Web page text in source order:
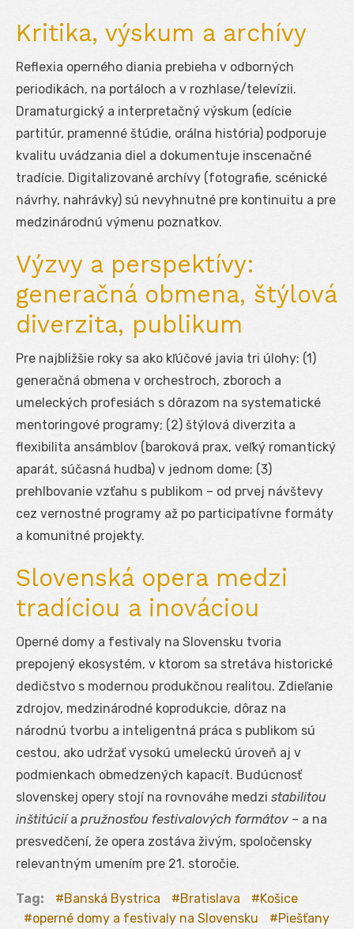
Kritika, výskum a archívy
Reflexia operného diania prebieha v odborných
periodikách, na portáloch a v rozhlase/televízii.
Dramaturgický a interpretačný výskum (edície
partitúr, pramenné štúdie, orálna história) podporuje
kvalitu uvádzania diel a dokumentuje inscenačné
tradície. Digitalizované archívy (fotografie, scénické
návrhy, nahrávky) sú nevyhnutné pre kontinuitu a pre
medzinárodnú výmenu poznatkov.
Výzvy a perspektívy:
generačná obmena, štýlová
diverzita, publikum
Pre najbližšie roky sa ako kľúčové javia tri úlohy: (1)
generačná obmena v orchestroch, zboroch a
umeleckých profesiách s dôrazom na systematické
mentoringové programy; (2) štýlová diverzita a
flexibilita ansámblov (baroková prax, veľký romantický
aparát, súčasná hudba) v jednom dome; (3)
prehlbovanie vzťahu s publikom – od prvej návštevy
cez vernostné programy až po participatívne formáty
a komunitné projekty.
Slovenská opera medzi
tradíciou a inováciou
Operné domy a festivaly na Slovensku tvoria
prepojený ekosystém, v ktorom sa stretáva historické
dedičstvo s modernou produkčnou realitou. Zdieľanie
zdrojov, medzinárodné koprodukcie, dôraz na
národnú tvorbu a inteligentná práca s publikom sú
cestou, ako udržať vysokú umeleckú úroveň aj v
podmienkach obmedzených kapacít. Budúcnosť
slovenskej opery stojí na rovnováhe medzi stabilitou
inštitúciía pružnosťou festivalových formátov – a na
presvedčení, že opera zostáva živým, spoločensky
relevantným umením pre 21. storočie.
Tag: Banská Bystrica Bratislava
Košice
operné domy a festivaly na Slovensku
Piešťany